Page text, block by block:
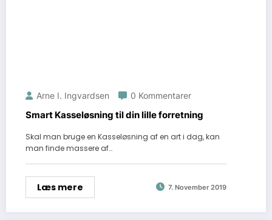
Arne I. Ingvardsen 0 Kommentarer
Smart Kasseløsning til din lille forretning
Skal man bruge en Kasseløsning af en art i dag, kan
man finde massere af…
Læs mere 7. November 2019